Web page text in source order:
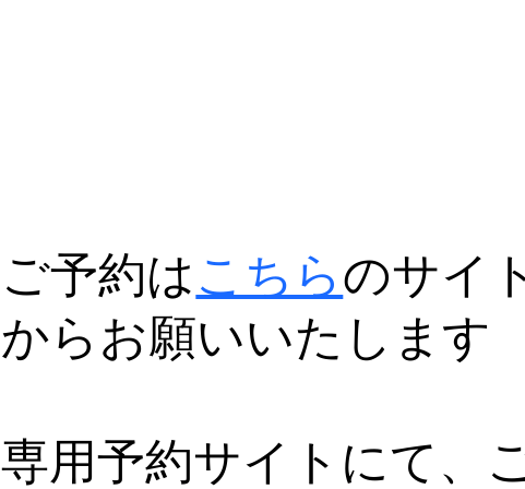
ご予約はこちらのサイ
からお願いいたします
専用予約サイトにて、